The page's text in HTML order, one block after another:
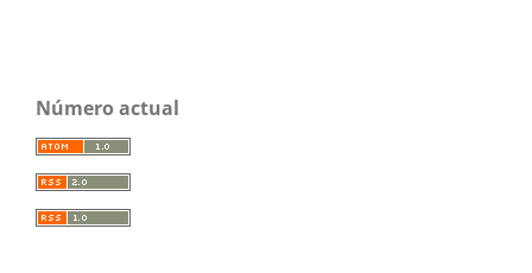
Número actual